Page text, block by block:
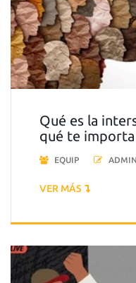
Qué es la
qué te
EQUIP ADMIN
VER MÁS